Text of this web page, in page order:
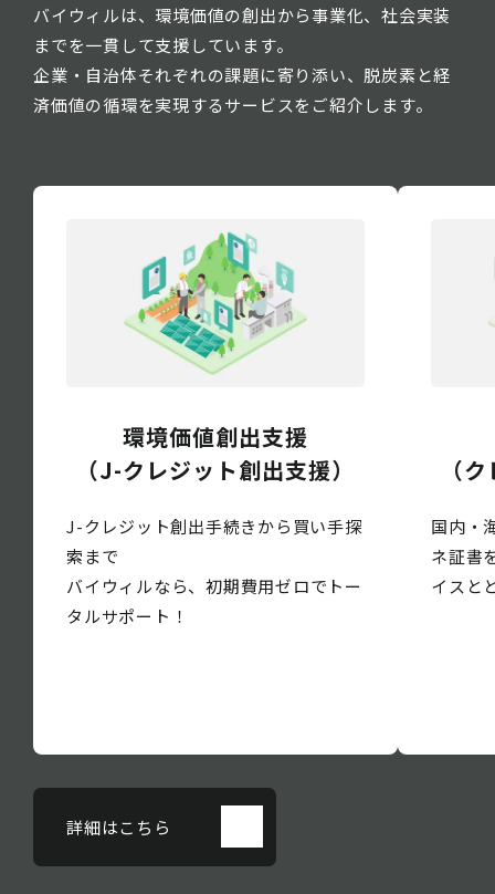
バイウィルは、環境価値の創出から事業化、社会実装
までを一貫して支援しています。
企業・自治体それぞれの課題に寄り添い、脱炭素と経
済価値の循環を実現するサービスをご紹介します。
環境価値創出支援
（J-クレジット創出支援）
J-クレジット創出手続きから買い手探
索まで
バイウィルなら、初期費用ゼロでトー
タルサポート！
（
国内・
ネ証書
イスと
詳細はこちら